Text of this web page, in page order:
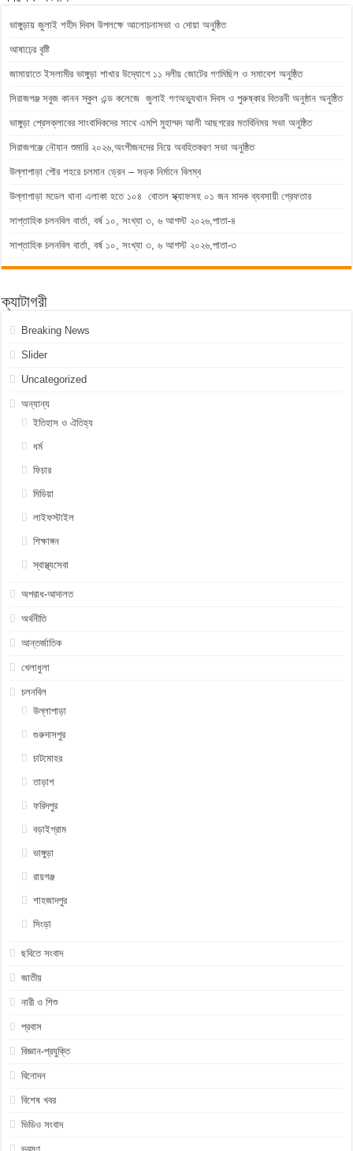
ভাঙ্গুড়ায় জুলাই শহীদ দিবস উপলক্ষে আলোচনাসভা ও দোয়া অনুষ্ঠিত
আষাঢ়ের বৃষ্টি
জামায়াতে ইসলামীর ভাঙ্গুড়া শাখার উদ্যোগে ১১ দলীয় জোটের গণমিছিল ও সমাবেশ অনুষ্ঠিত
সিরাজগঞ্জ সবুজ কানন স্কুল এন্ড কলেজে জুলাই গণঅভ্যুথান দিবস ও পুরুষ্কার বিতরনী অনুষ্ঠান অনুষ্ঠিত
ভাঙ্গুড়া প্রেসক্লাবের সাংবাদিকদের সাথে এমপি মুহাম্মদ আলী আছগরের মতবিনিময় সভা অনুষ্ঠিত
সিরাজগঞ্জে নৌযান শুমারি ২০২৬,অংশীজনদের নিয়ে অবহিতকরণ সভা অনুষ্ঠিত
উল্লাপাড়া পৌর শহরে চলমান ড্রেন – সড়ক নির্মানে বিলম্ব
উল্লাপাড়া মডেল থানা এলাকা হতে ১০৪ বোতল স্ক্যাফসহ ০১ জন মাদক ব্যবসায়ী গ্রেফতার
সাপ্তাহিক চলনবিল বার্তা, বর্ষ ১০, সংখ্যা ৩, ৬ আগস্ট ২০২৬,পাতা-৪
সাপ্তাহিক চলনবিল বার্তা, বর্ষ ১০, সংখ্যা ৩, ৬ আগস্ট ২০২৬,পাতা-৩
ক্যাটাগরী
Breaking News
Slider
Uncategorized
অন্যান্য
ইতিহাস ও ঐতিহ্য
ধর্ম
ফিচার
মিডিয়া
লাইফস্টাইল
শিক্ষাঙ্গন
স্বাস্থ্যসেবা
অপরাধ-আদালত
অর্থনীতি
আন্তর্জাতিক
খেলাধুলা
চলনবিল
উল্লাপাড়া
গুরুদাসপুর
চাটমোহর
তাড়াশ
ফরিদপুর
বড়াইগ্রাম
ভাঙ্গুড়া
রায়গঞ্জ
শাহজাদপুর
সিংড়া
ছবিতে সংবাদ
জাতীয়
নারী ও শিশু
প্রবাস
বিজ্ঞান-প্রযুক্তি
বিনোদন
বিশেষ খবর
ভিডিও সংবাদ